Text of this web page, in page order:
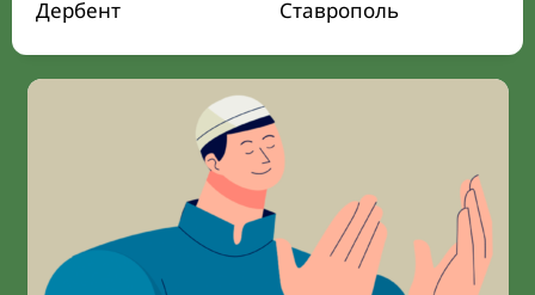
Дербент
Ставрополь